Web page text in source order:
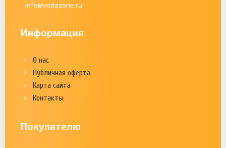
info@vodazone.ru
Информация
О нас
Публичная оферта
Карта сайта
Контакты
Покупателю